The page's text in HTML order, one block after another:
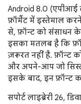
Android 8.0
फ़ॉर्मैट में इस्तेमाल
से, फ़ॉन्ट को संसाधन
इसका मतलब है कि
ज़रूरत नहीं है. फ़ॉन्ट
और अपने-आप जो
इसके बाद, इन फ़ॉन्ट
सपोर्ट लाइब्रेरी 26,